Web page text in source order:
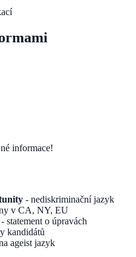
informace!
- nediskriminační jazyk
v CA, NY, EU
- statement o úpravách
kandidátů
ageist jazyk